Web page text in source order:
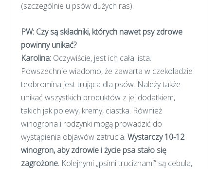
(szczególnie u psów dużych ras).
PW: Czy są składniki, których nawet psy zdrowe
powinny unikać?
Karolina: Oczywiście, jest ich cała lista.
Powszechnie wiadomo, że zawarta w czekoladzie
teobromina jest trująca dla psów. Należy także
unikać wszystkich produktów z jej dodatkiem,
takich jak polewy, kremy, ciastka. Również
winogrona i rodzynki mogą prowadzić do
wystąpienia objawów zatrucia.Wystarczy 10-12
winogron, aby zdrowie i życie psa stało się
zagrożone. Kolejnymi „psimi truciznami” są cebula,